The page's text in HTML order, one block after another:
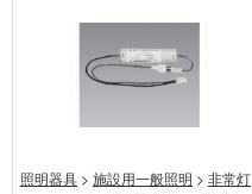
照明器具 > 施設用一般照明 > 非常灯